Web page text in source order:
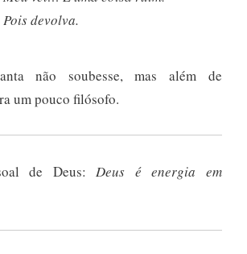
Pois devolva.
não soubesse, mas além de
um pouco filósofo.
de Deus:Deus é energia em